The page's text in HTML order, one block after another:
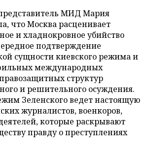
МИД Мария
что Москва расценивает
и хладнокровное убийство
подтверждение
сущности киевского режима и
международных
структур
и решительного осуждения.
Зеленского ведет настоящую
журналистов, военкоров,
которые раскрывают
правду о преступлениях